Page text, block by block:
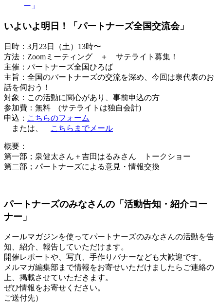
ー」
いよいよ明日！「パートナーズ全国交流会」
日時：3月23日（土）13時〜
方法：Zoomミーティング ＋ サテライト募集！
主催：パートナーズ全国ひろば
主旨：全国のパートナーズの交流を深め、今回は泉代表のお
話を伺おう！
対象：この活動に関心があり、事前申込の方
参加費：無料 (サテライトは独自会計)
申込： こちらのフォーム
または、
こちらまでメール
概要：
第一部；泉健太さん＋吉田はるみさん トークショー
第二部；パートナーズによる意見・情報交換
パートナーズのみなさんの「活動告知・紹介コー
ナー」
メールマガジンを使ってパートナーズのみなさんの活動を告
知、紹介、報告していただけます。
開催レポートや、写真、手作りバナーなども大歓迎です。
メルマガ編集部まで情報をお寄せいただけましたらご連絡の
上、掲載させていただきます。
ぜひ情報をお寄せください。
ご送付先）